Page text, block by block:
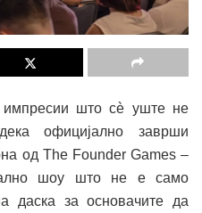
што сè уште не
официјално заврши
од The Founder Games –
шоу што не е само
даска за основачите да